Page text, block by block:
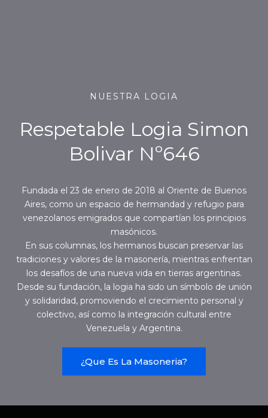
NUESTRA LOGIA
Respetable Logia Simon
Bolivar Nº646
Fundada el 23 de enero de 2018 al Oriente de Buenos
Aires, como un espacio de hermandad y refugio para
venezolanos emigrados que compartían los principios
masónicos.
En sus columnas, los hermanos buscan preservar las
tradiciones y valores de la masonería, mientras enfrentan
los desafíos de una nueva vida en tierras argentinas.
Desde su fundación, la logia ha sido un símbolo de unión
y solidaridad, promoviendo el crecimiento personal y
colectivo, así como la integración cultural entre
Venezuela y Argentina.
¿Que Es La Masoneria?